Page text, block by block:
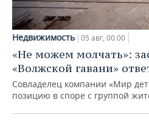
Недвижимость 05 авг, 00:00
«Не можем молчать»:
«Волжской гавани»
Совладелец компании «Мир
позицию в споре с группой